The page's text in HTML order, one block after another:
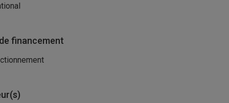
financement